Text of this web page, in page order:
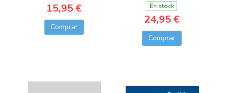
15,95 €
Comprar
En stock
24,95 €
Comprar